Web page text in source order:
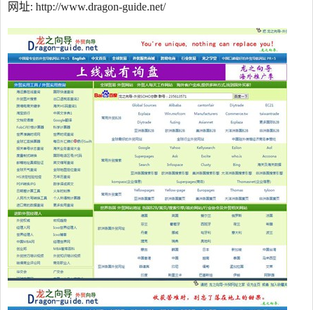
网址: http://www.dragon-guide.net/